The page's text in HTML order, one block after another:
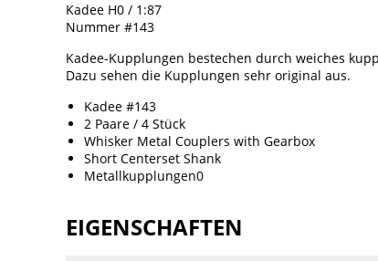
Kadee H0 / 1:87
Nummer #143
Kadee-Kupplungen bestechen durch weiches
Dazu sehen die Kupplungen sehr original aus.
Kadee #143
2 Paare / 4 Stück
Whisker Metal Couplers with Gearbox
Short Centerset Shank
Metallkupplungen0
EIGENSCHAFTEN